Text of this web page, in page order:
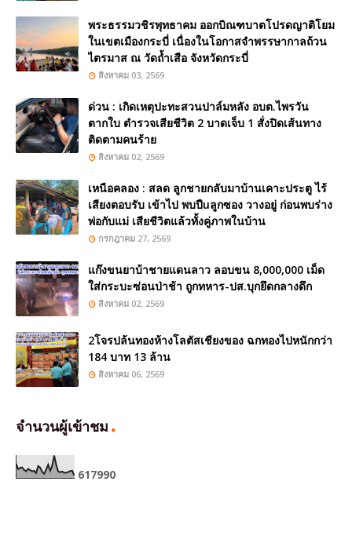
พระธรรมวชิรพุทธาคม ออกบิณฑบาตโปรดญาติโยม
ในเขตเมืองกระบี่ เนื่องในโอกาสจำพรรษากาลถ้วน
ไตรมาส ณ วัดถ้ำเสือ จังหวัดกระบี่
สิงหาคม 03, 2569
ด่วน : เกิดเหตุปะทะสวนปาล์มหลัง อบต.ไพรวัน
ตากใบ ตำรวจเสียชีวิต 2 บาดเจ็บ 1 สั่งปิดเส้นทาง
ติดตามคนร้าย
สิงหาคม 02, 2569
เหนือคลอง : สลด ลูกชายกลับมาบ้านเคาะประตู ไร้
เสียงตอบรับ เข้าไป พบปืuลูกซอง วางอยู่ ก่อนพบร่าง
พ่อกับแม่ เสียชีวิตแล้วทั้งคู่ภาพในบ้าน
กรกฎาคม 27, 2569
แก๊งขนยาบ้าชายแดนลาว ลอบขน 8,000,000 เม็ด
ใส่กระบะซ่อนป่าช้า ถูกทหาร-ปส.บุกยึดกลางดึก
สิงหาคม 02, 2569
2โจรปล้นทองห้างโลตัสเชียงของ ฉกทองไปหนักกว่า
184 บาท 13 ล้าน
สิงหาคม 06, 2569
จำนวนผู้เข้าชม
617990